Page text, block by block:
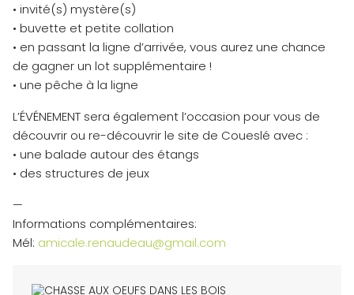
• invité(s) mystère(s)
• buvette et petite collation
• en passant la ligne d’arrivée, vous aurez une chance
de gagner un lot supplémentaire !
• une pêche à la ligne
L’ÉVÉNEMENT sera également l’occasion pour vous de
découvrir ou re-découvrir le site de Coueslé avec :
• une balade autour des étangs
• des structures de jeux
—
Informations complémentaires:
Mél: amicale.renaudeau@gmail.com